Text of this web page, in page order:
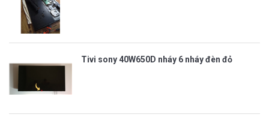
Tivi sony 40W650D nháy 6 nháy đèn đỏ